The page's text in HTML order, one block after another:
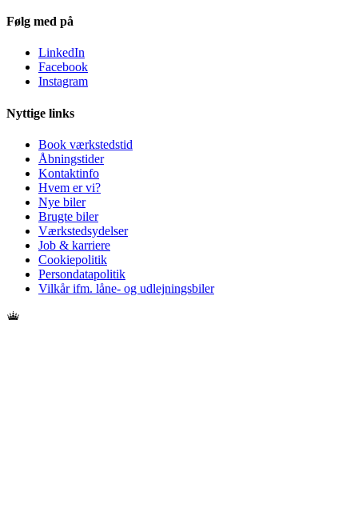
Følg med på
LinkedIn
Facebook
Instagram
Nyttige links
Book værkstedstid
Åbningstider
Kontaktinfo
Hvem er vi?
Nye biler
Brugte biler
Værkstedsydelser
Job & karriere
Cookiepolitik
Persondatapolitik
Vilkår ifm. låne- og udlejningsbiler